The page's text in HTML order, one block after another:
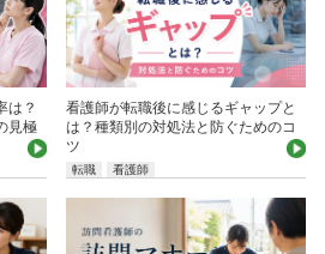
は？
見極
看護師が転職後に感じるギャップと
は？種類別の対処法と防ぐためのコ
ツ
転職 看護師